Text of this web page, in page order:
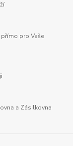
pro Vaše
a Zásilkovna